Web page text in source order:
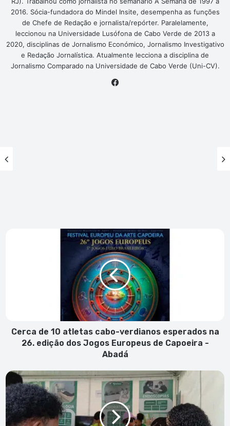
2016. Sócia-fundadora do Mindel Insite, desempenha as funções
de Chefe de Redação e jornalista/repórter. Paralelamente,
leccionou na Universidade Lusófona de Cabo Verde de 2013 a
2020, disciplinas de Jornalismo Económico, Jornalismo Investigativo
e Redação Jornalística. Atualmente lecciona a disciplina de
Jornalismo Comparado na Universidade de Cabo Verde (Uni-CV).
edição
de
Capoeira
-
Abadá
Cerca de 10 atletas cabo-verdianos esperados na
26. edição dos Jogos Europeus de Capoeira -
Abadá
Festival
de
Saúde
na
rua